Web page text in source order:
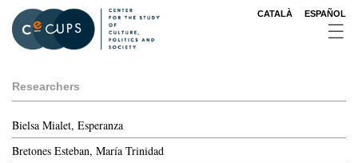
main
content
CATALÀ ESPAÑOL
Researchers
Bielsa Mialet, Esperanza
Bretones Esteban, María Trinidad